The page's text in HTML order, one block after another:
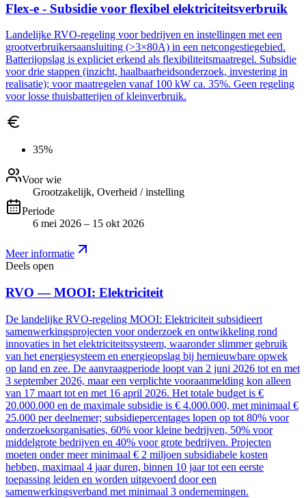
Flex-e - Subsidie voor flexibel elektriciteitsverbruik
Landelijke RVO-regeling voor bedrijven en instellingen met een
grootverbruikersaansluiting (>3×80A) in een netcongestiegebied.
Batterijopslag is expliciet erkend als flexibiliteitsmaatregel. Subsidie
voor drie stappen (inzicht, haalbaarheidsonderzoek, investering in
realisatie); voor maatregelen vanaf 100 kW ca. 35%. Geen regeling
voor losse thuisbatterijen of kleinverbruik.
35%
Voor wie
Grootzakelijk, Overheid / instelling
Periode
6 mei 2026 – 15 okt 2026
Meer informatie
Deels open
RVO — MOOI: Elektriciteit
De landelijke RVO-regeling MOOI: Elektriciteit subsidieert
samenwerkingsprojecten voor onderzoek en ontwikkeling rond
innovaties in het elektriciteitssysteem, waaronder slimmer gebruik
van het energiesysteem en energieopslag bij hernieuwbare opwek
op land en zee. De aanvraagperiode loopt van 2 juni 2026 tot en met
3 september 2026, maar een verplichte vooraanmelding kon alleen
van 17 maart tot en met 16 april 2026. Het totale budget is €
20.000.000 en de maximale subsidie is € 4.000.000, met minimaal €
25.000 per deelnemer; subsidiepercentages lopen op tot 80% voor
onderzoeksorganisaties, 60% voor kleine bedrijven, 50% voor
middelgrote bedrijven en 40% voor grote bedrijven. Projecten
moeten onder meer minimaal € 2 miljoen subsidiabele kosten
hebben, maximaal 4 jaar duren, binnen 10 jaar tot een eerste
toepassing leiden en worden uitgevoerd door een
samenwerkingsverband met minimaal 3 ondernemingen.